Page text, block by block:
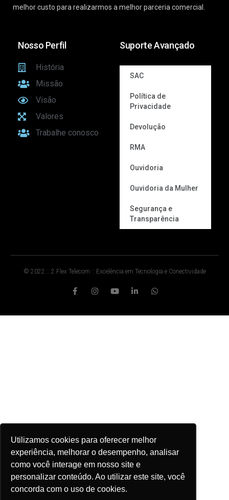
Utilizamos cookies para oferecer melhor
experiência, melhorar o desempenho, analisar
como você interage em nosso site e
personalizar conteúdo. Ao utilizar este site, você
concorda com o uso de cookies.
melhor custo para realizarmos a melhor parceria comercial.
Nosso Perfil
História
Missão
Visão
Valores
Trabalhe conosco
Suporte Avançado
SAC
Política de
Privacidade
Devolução
RMA
Ouvidoria
Ouvidoria da Mulher
Segurança e
Transparência
© 2022 :: 2 Flex Telecom :: Excelência em Tecnologia e Conectividade